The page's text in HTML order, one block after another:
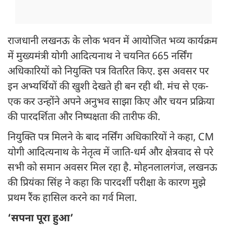
राजधानी लखनऊ के लोक भवन में आयोजित भव्य कार्यक्रम
में मुख्यमंत्री योगी आदित्यनाथ ने चयनित 665 नर्सिंग
अधिकारियों को नियुक्ति पत्र वितरित किए. इस अवसर पर
इन अभ्यर्थियों की खुशी देखते ही बन रही थी. मंच से एक-
एक कर उन्होंने अपने अनुभव साझा किए और चयन प्रक्रिया
की पारदर्शिता और निष्पक्षता की तारीफ की.
नियुक्ति पत्र मिलने के बाद नर्सिंग अधिकारियों ने कहा, CM
योगी आदित्यनाथ के नेतृत्व में जाति-धर्म और क्षेत्रवाद से परे
सभी को समान अवसर मिल रहा है. मोहनलालगंज, लखनऊ
की प्रियंका सिंह ने कहा कि पारदर्शी परीक्षा के कारण मुझे
प्रथम रैंक हासिल करने का गर्व मिला.
‘सपना पूरा हुआ’